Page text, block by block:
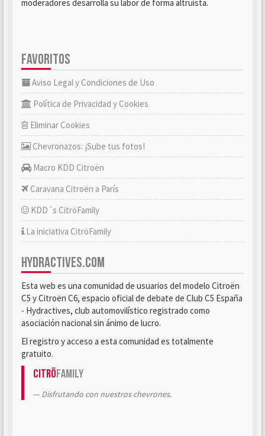
moderadores desarrolla su labor de forma altruista.
FAVORITOS
Aviso Legal y Condiciones de Uso
Política de Privacidad y Cookies
Eliminar Cookies
Chevronazos: ¡Sube tus fotos!
Macro KDD Citroën
Caravana Citroën a París
KDD´s CitröFamily
La iniciativa CitröFamily
HYDRACTIVES.COM
Esta web es una comunidad de usuarios del modelo Citroën
C5 y Citroën C6, espacio oficial de debate de Club C5 España
- Hydractives, club automovilístico registrado como
asociación nacional sin ánimo de lucro.
El registro y acceso a esta comunidad es totalmente
gratuito.
CitröFamily
Disfrutando con nuestros chevrones.